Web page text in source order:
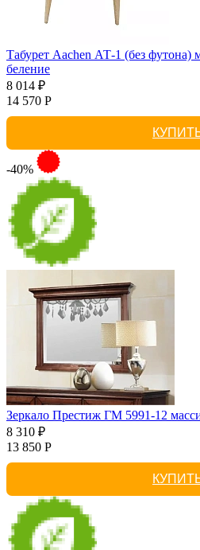
Табурет Aachen АТ-1 (без футона)
беление
8 014 ₽
14 570 Р
-40%
Зеркало Престиж ГМ 5991-12
8 310 ₽
13 850 Р